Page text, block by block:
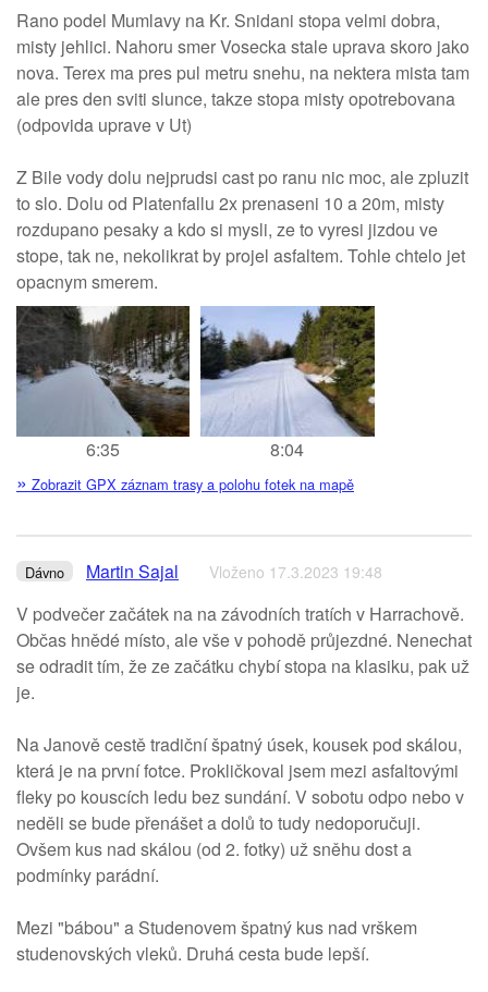
Rano podel Mumlavy na Kr. Snidani stopa velmi dobra,
misty jehlici. Nahoru smer Vosecka stale uprava skoro jako
nova. Terex ma pres pul metru snehu, na nektera mista tam
ale pres den sviti slunce, takze stopa misty opotrebovana
(odpovida uprave v Ut)
Z Bile vody dolu nejprudsi cast po ranu nic moc, ale zpluzit
to slo. Dolu od Platenfallu 2x prenaseni 10 a 20m, misty
rozdupano pesaky a kdo si mysli, ze to vyresi jizdou ve
stope, tak ne, nekolikrat by projel asfaltem. Tohle chtelo jet
opacnym smerem.
6:35 8:04
» Zobrazit GPX záznam trasy a polohu fotek na mapě
Dávno Martin Sajal Vloženo 17.3.2023 19:48
V podvečer začátek na na závodních tratích v Harrachově.
Občas hnědé místo, ale vše v pohodě průjezdné. Nenechat
se odradit tím, že ze začátku chybí stopa na klasiku, pak už
je.
Na Janově cestě tradiční špatný úsek, kousek pod skálou,
která je na první fotce. Prokličkoval jsem mezi asfaltovými
fleky po kouscích ledu bez sundání. V sobotu odpo nebo v
neděli se bude přenášet a dolů to tudy nedoporučuji.
Ovšem kus nad skálou (od 2. fotky) už sněhu dost a
podmínky parádní.
Mezi "bábou" a Studenovem špatný kus nad vrškem
studenovských vleků. Druhá cesta bude lepší.